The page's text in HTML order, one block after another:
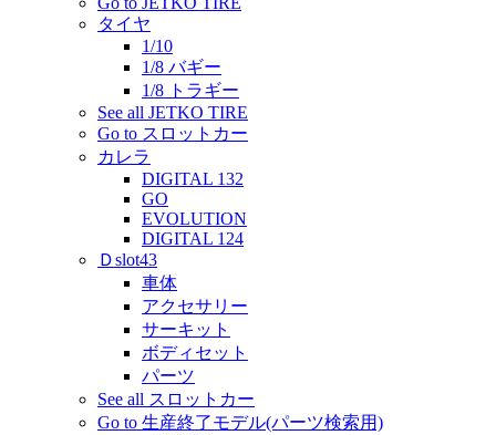
タイヤ
1/10
1/8 バギー
1/8 トラギー
See all JETKO TIRE
Go to スロットカー
カレラ
DIGITAL 132
GO
EVOLUTION
DIGITAL 124
Ｄslot43
車体
アクセサリー
サーキット
ボディセット
パーツ
See all スロットカー
Go to 生産終了モデル(パーツ検索用)